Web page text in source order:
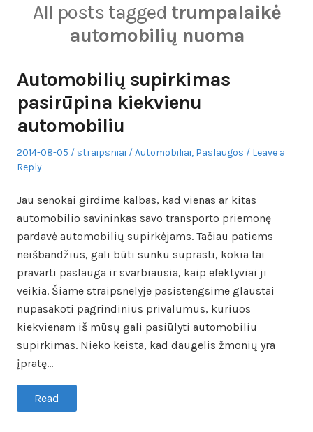
All posts tagged trumpalaikė
automobilių nuoma
Automobilių supirkimas
pasirūpina kiekvienu
automobiliu
Posted
on
2014-08-05 Author
straipsniai
Posted
Automobiliai, Paslaugos
Leave a
Reply
Jau senokai girdime kalbas, kad vienas ar kitas
automobilio savininkas savo transporto priemonę
pardavė automobilių supirkėjams. Tačiau patiems
neišbandžius, gali būti sunku suprasti, kokia tai
pravarti paslauga ir svarbiausia, kaip efektyviai ji
veikia. Šiame straipsnelyje pasistengsime glaustai
nupasakoti pagrindinius privalumus, kuriuos
kiekvienam iš mūsų gali pasiūlyti automobiliu
supirkimas. Nieko keista, kad daugelis žmonių yra
įpratę…
Read